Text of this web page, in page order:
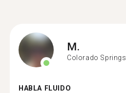
M.
Colorado Springs
HABLA FLUIDO